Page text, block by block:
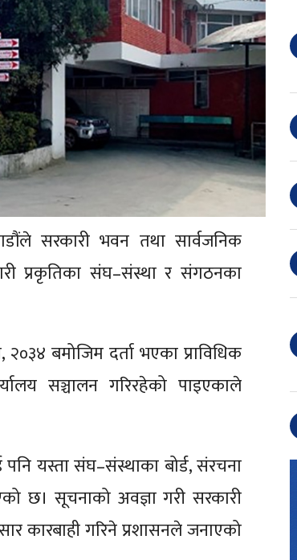
सरकारी भवन तथा सार्वजनिक
प्रकृतिका संघ–संस्था र संगठनका
बमोजिम दर्ता भएका प्राविधिक
सञ्चालन गरिरहेको पाइएकाले
यस्ता संघ–संस्थाका बोर्ड, संरचना
छ। सूचनाको अवज्ञा गरी सरकारी
कारबाही गरिने प्रशासनले जनाएको